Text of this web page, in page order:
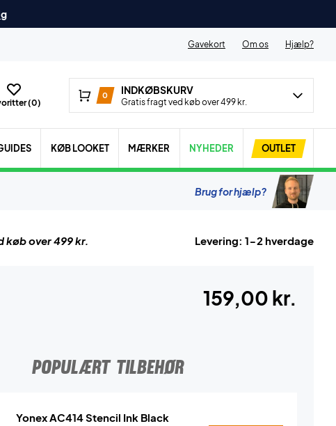
Gavekort Om os Hjælp?
(0)
0 INDKØBSKURV
Gratis fragt ved køb over 499 kr.
KØB LOOKET MÆRKER NYHEDER OUTLET
Brug for hjælp?
køb over 499 kr. Levering: 1-2 hverdage
159,00 kr.
POPULÆRT TILBEHØR
Yonex AC414 Stencil Ink Black